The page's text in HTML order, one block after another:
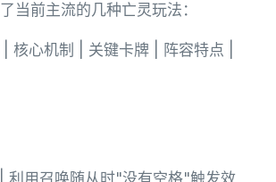
当前主流的几种亡灵玩法：
| 核心机制 | 关键卡牌 | 阵容特点 |
| 利用召唤随从时"没有空格"触发效